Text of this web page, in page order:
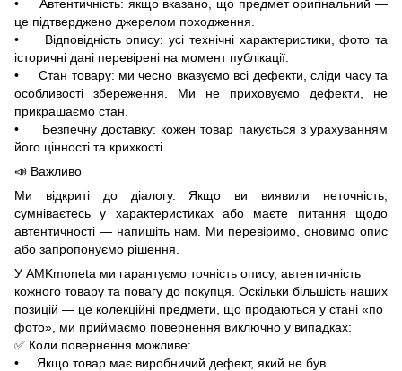
• Автентичність: якщо вказано, що предмет оригінальний —
це підтверджено джерелом походження.
• Відповідність опису: усі технічні характеристики, фото та
історичні дані перевірені на момент публікації.
• Стан товару: ми чесно вказуємо всі дефекти, сліди часу та
особливості збереження. Ми не приховуємо дефекти, не
прикрашаємо стан.
• Безпечну доставку: кожен товар пакується з урахуванням
його цінності та крихкості.
📣 Важливо
Ми відкриті до діалогу. Якщо ви виявили неточність,
сумніваєтесь у характеристиках або маєте питання щодо
автентичності — напишіть нам. Ми перевіримо, оновимо опис
або запропонуємо рішення.
У AMKmoneta ми гарантуємо точність опису, автентичність
кожного товару та повагу до покупця. Оскільки більшість наших
позицій — це колекційні предмети, що продаються у стані «по
фото», ми приймаємо повернення виключно у випадках:
✅ Коли повернення можливе:
• Якщо товар має виробничий дефект, який не був